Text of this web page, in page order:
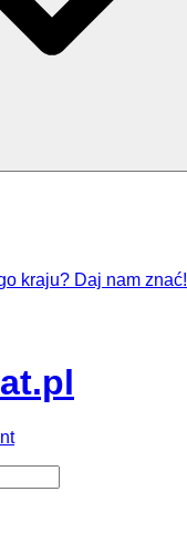
kraju? Daj nam znać!